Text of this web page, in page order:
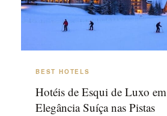
BEST HOTELS
Hotéis de Esqui de Luxo
Elegância Suíça nas Pistas